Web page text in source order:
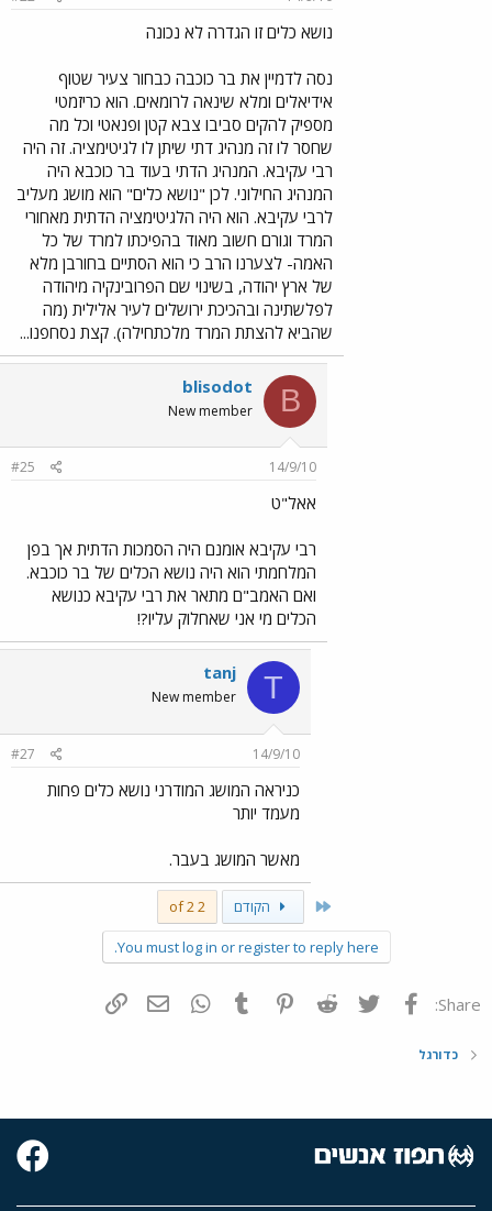
נושא כלים זו הגדרה לא נכונה
נסה לדמיין את בר כוכבה כבחור צעיר שטוף
אידיאלים ומלא שינאה לרומאים. הוא כריזמטי
מספיק להקים סביבו צבא קטן ופנאטי וכל מה
שחסר לו זה מנהיג דתי שיתן לו לגיטימציה. זה היה
רבי עקיבא. המנהיג הדתי בעוד בר כוכבא היה
המנהיג החילוני. לכן "נושא כלים" הוא מושג מעליב
לרבי עקיבא. הוא היה הלגיטימציה הדתית מאחורי
המרד וגורם חשוב מאוד בהפיכתו למרד של כל
האמה- לצערנו הרב כי הוא הסתיים בחורבן מלא
של ארץ יהודה, בשינוי שם הפרובינקיה מיהודה
לפלשתינה ובהכיכת ירושלים לעיר אלילית (מה
שהביא להצתת המרד מלכתחילה). קצת נסחפנו...
B
blisodot
New member
14/9/10
#25
אאל"ט
רבי עקיבא אומנם היה הסמכות הדתית אך בפן
המלחמתי הוא היה נושא הכלים של בר כוכבא.
ואם האמב"ם מתאר את רבי עקיבא כנושא
הכלים מי אני שאחלוק עליו?!
T
tanj
New member
14/9/10
#27
כניראה המושג המודרני נושא כלים פחות
מעמד יותר
מאשר המושג בעבר.
First הקודם 2 of 2
You must log in or register to reply here.
Share: פייסבוק Twitter
Reddit
Pinterest
Tumblr
WhatsAppדואר אלקטרוני
כדורגל